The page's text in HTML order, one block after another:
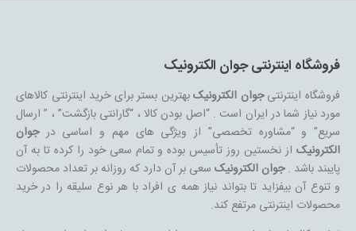
فروشگاه اینترنتی جوان الکترونیک
فروشگاه اینترنتیجوان الکترونیکبهترین بستر برای خرید اینترنتی کالاهای
مورد نیاز شما در ایران است . “اصل بودن کالا ، “گارانتی بازگشت” ، ” ارسال
سریع” و “مشاوره تخصصی” از ویژگی های مهم و اساسی درجوان
الکترونیکاز نخستین روز تأسیس بوده و تمام سعی خود را کرده تا به آن
پایبند باشد .جوان الکترونیکسعی بر آن دارد که روزانه بر تعداد محصولات
و تنوع آن بیفزاید تا بتواند نیاز همه ی افراد با هر نوع سلیقه را در خرید
محصولات اینترنتی مرتفع کند.